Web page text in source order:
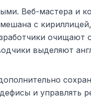
Веб-мастера и
с
очищают
выделяют
и управлять